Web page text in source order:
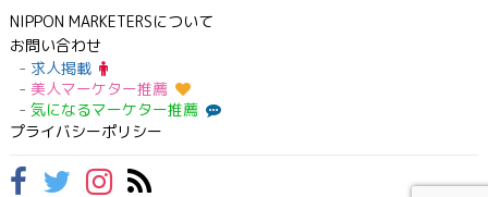
NIPPON MARKETERSについて
お問い合わせ
求人掲載
美人マーケター推薦
気になるマーケター推薦
プライバシーポリシー